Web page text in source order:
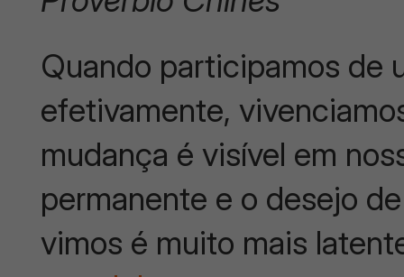
Quando participamos de
efetivamente,
mudança é visível em
permanente e o desejo
vimos é muito mais